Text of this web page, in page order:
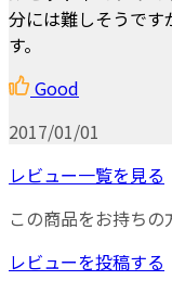
分には難しそうです
す。
Good
2017/01/01
レビュー一覧を見る
この商品をお持ちの
レビューを投稿する